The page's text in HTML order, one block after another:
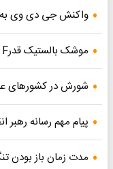
واکنش جی دی وی به
موشک بالستیک قدرF آمریکا را بیچاره کرد
شورش در کشورهای
پیام مهم رسانه رهبر
مدت زمان باز بودن